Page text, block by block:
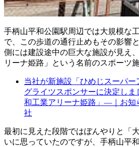
手柄山平和公園駅周辺では大規模な
で、この歩道の通行止めもその影響
側には建設途中の巨大な施設が見え
リーナ姫路」という名前のスポーツ
当社が新施設「ひめじスーパ
グライツスポンサーに決定し
和工業アリーナ姫路」―｜お知
社
最初に見えた段階ではぼんやりと「
いに思っていたのですが、手柄山平